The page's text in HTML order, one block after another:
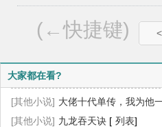
(←快捷键)
大家都在看?
[其他小说] 大佬十代单传，我为他
胎生四宝[ 列表]
[其他小说] 九龙吞天诀 [ 列表]